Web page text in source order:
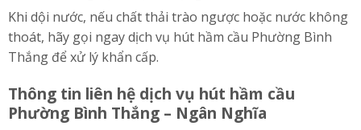
Khi dội nước, nếu chất thải trào ngược hoặc nước không
thoát, hãy gọi ngay dịch vụ hút hầm cầu Phường Bình
Thắng để xử lý khẩn cấp.
Thông tin liên hệ dịch vụ hút hầm cầu
Phường Bình Thắng – Ngân Nghĩa